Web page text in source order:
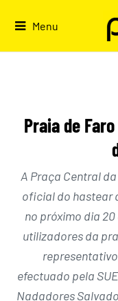
Menu
Praia de
A Praça Central
oficial do hastear
no próximo dia
utilizadores da
efectuado pela
Nadadores